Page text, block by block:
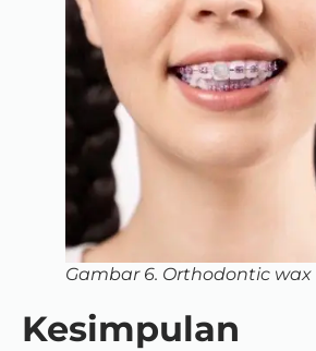
Gambar 6. Orthodontic wax
Kesimpulan